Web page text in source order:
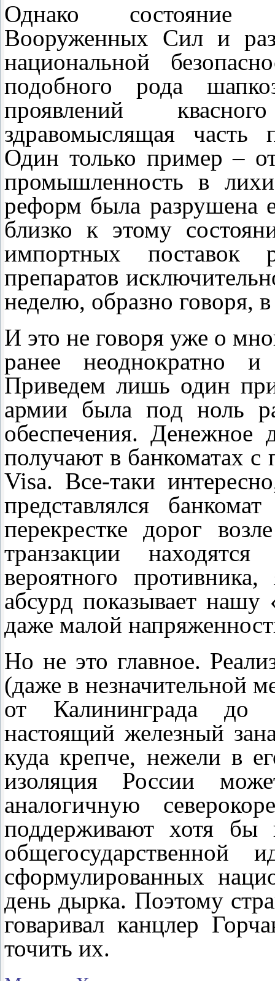
Однако состояние
Вооруженных Сил и
национальной
подобного рода
проявлений
здравомыслящая часть
Один только пример –
промышленность в
реформ была разрушена
близко к этому
импортных поставок
препаратов
неделю, образно говоря,
И это не говоря уже о
ранее неоднократно
Приведем лишь один
армии была под ноль
обеспечения. Денежное
получают в банкоматах
Visa. Все-таки
представлялся
перекрестке дорог
транзакции
вероятного
абсурд показывает
даже малой
Но не это главное.
(даже в незначительной
от Калининграда до
настоящий железный
куда крепче, нежели в
изоляция России
аналогичную
поддерживают хотя
сформулированных
день дырка. Поэтому
говаривал канцлер
точить их.